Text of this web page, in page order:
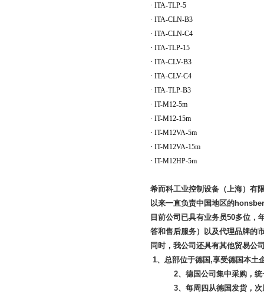
· ITA-TLP-5
· ITA-CLN-B3
· ITA-CLN-C4
· ITA-TLP-15
· ITA-CLV-B3
· ITA-CLV-C4
· ITA-TLP-B3
· IT-M12-5m
· IT-M12-15m
· IT-M12VA-5m
· IT-M12VA-15m
· IT-M12HP-5m
希而科工业控制设备（上海）有
以来一直负责中国地区的
目前公司已具有业务员50多位，
答和售后服务）以及代理品牌的
同时，我公司还具有其他贸易公
1、总部位于德国 ,享受德国本土
2、德国公司集中采购，
3、每周四从德国发货，